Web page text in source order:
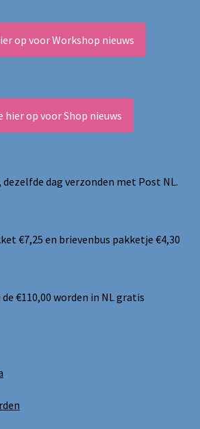
op voor Workshop nieuws
hier op voor Shop nieuws
dezelfde dag verzonden met Post NL.
€7,25 en brievenbus pakketje €4,30
€110,00 worden in NL gratis